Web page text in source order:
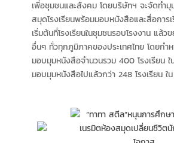
เพื่อชุมชนและสังคม โดยบริษัทฯ จะจัดทำ
สมุดโรงเรียนพร้อมมอบหนังสือและสื่อการเ
เริ่มต้นที่โรงเรียนในชุมชนรอบโรงงาน แล้ว
อื่นๆ ทั่วทุกภูมิภาคของประเทศไทย โดยกำ
มอบมุมหนังสือจำนวนรวม 400 โรงเรียน
มอบมุมหนังสือไปแล้วกว่า 248 โรงเรียน ใ